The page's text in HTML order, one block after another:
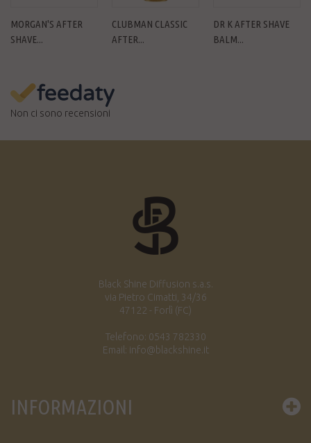
MORGAN'S AFTER
SHAVE...
CLUBMAN CLASSIC
AFTER...
DR K AFTER SHAVE
BALM...
Non ci sono recensioni
Black Shine Diffusion s.a.s.
via Pietro Cimatti, 34/36
47122 - Forlì (FC)
Telefono: 0543 782330
Email: info@blackshine.it
INFORMAZIONI